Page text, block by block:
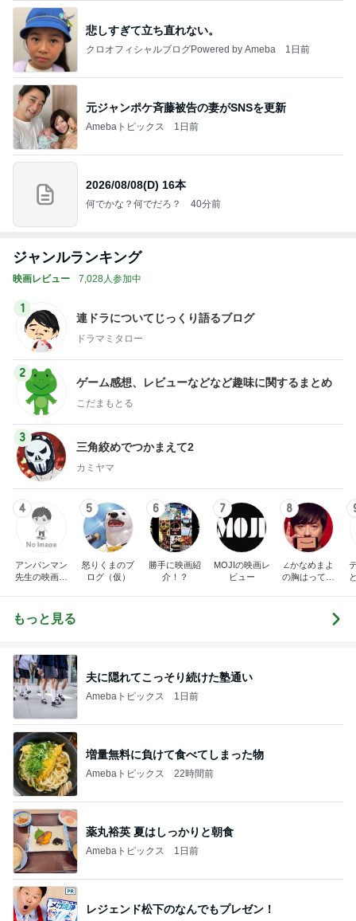
悲しすぎて立ち直れない。
クロオフィシャルブログPowered by Ameba 1日前
元ジャンポケ斉藤被告の妻がSNSを更新
Amebaトピックス 1日前
2026/08/08(D) 16本
何でかな？何でだろ？ 40分前
ジャンルランキング
映画レビュー 7,028人参加中
1
連ドラについてじっくり語るブログ
ドラマミタロー
2
ゲーム感想、レビューなどなど趣味に関するまとめ
こだまもとる
3
三角絞めでつかまえて2
カミヤマ
4
アンパンマン
先生の映画講
5
怒りくまのブ
ログ（仮）
6
勝手に映画紹
介！？
7
MOJIの映画レ
ビュー
8
∠かなめまよ
の胸はって行
もっと見る
夫に隠れてこっそり続けた塾通い
Amebaトピックス 1日前
増量無料に負けて食べてしまった物
Amebaトピックス 22時間前
薬丸裕英 夏はしっかりと朝食
Amebaトピックス 1日前
レジェンド松下のなんでもプレゼン！